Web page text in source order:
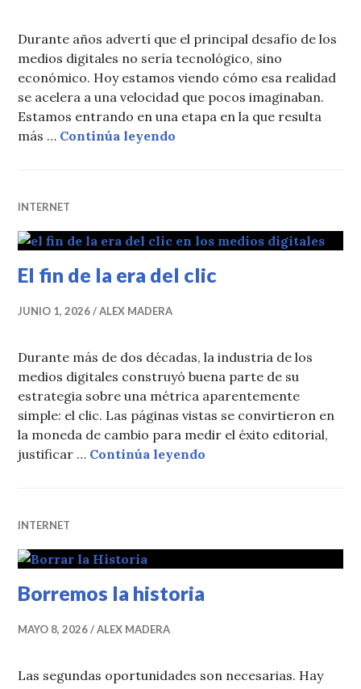
Durante años advertí que el principal desafío de los
medios digitales no sería tecnológico, sino
económico. Hoy estamos viendo cómo esa realidad
se acelera a una velocidad que pocos imaginaban.
Estamos entrando en una etapa en la que resulta
más … Continúa leyendo
INTERNET
El fin de la era del clic
JUNIO 1, 2026 ALEX MADERA
Durante más de dos décadas, la industria de los
medios digitales construyó buena parte de su
estrategia sobre una métrica aparentemente
simple: el clic. Las páginas vistas se convirtieron en
la moneda de cambio para medir el éxito editorial,
justificar … Continúa leyendo
INTERNET
Borremos la historia
MAYO 8, 2026 ALEX MADERA
Las segundas oportunidades son necesarias. Hay